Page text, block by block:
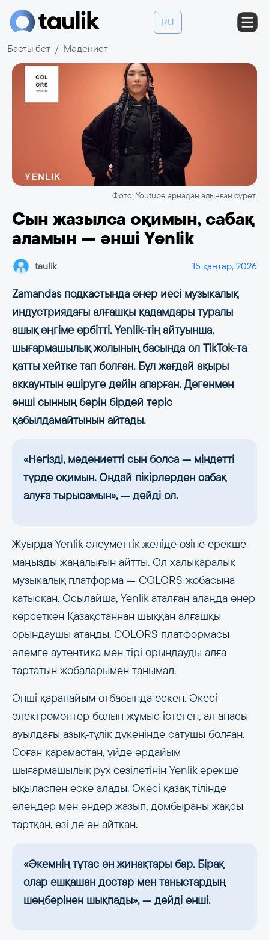
RU
Басты бет Мәдениет
Фото: Youtube арнадан алынған сурет.
Сын жазылса оқимын, сабақ
аламын — әнші Yenlik
taulik 15 қаңтар, 2026
Zamandas подкастында өнер иесі музыкалық
индустриядағы алғашқы қадамдары туралы
ашық әңгіме өрбітті. Yenlik-тің айтуынша,
шығармашылық жолының басында ол TikTok-та
қатты хейтке тап болған. Бұл жағдай ақыры
аккаунтын өшіруге дейін апарған. Дегенмен
әнші сынның бәрін бірдей теріс
қабылдамайтынын айтады.
«Негізді, мәдениетті сын болса — міндетті
түрде оқимын. Ондай пікірлерден сабақ
алуға тырысамын», — дейді ол.
Жуырда Yenlik әлеуметтік желіде өзіне ерекше
маңызды жаңалығын айтты. Ол халықаралық
музыкалық платформа — COLORS жобасына
қатысқан. Осылайша, Yenlik аталған алаңда өнер
көрсеткен Қазақстаннан шыққан алғашқы
орындаушы атанды. COLORS платформасы
әлемге аутентика мен тірі орындауды алға
тартатын жобаларымен танымал.
Әнші қарапайым отбасында өскен. Әкесі
электромонтер болып жұмыс істеген, ал анасы
ауылдағы азық-түлік дүкенінде сатушы болған.
Соған қарамастан, үйде әрдайым
шығармашылық рух сезілетінін Yenlik ерекше
ықыласпен еске алады. Әкесі қазақ тілінде
өлеңдер мен әндер жазып, домбыраны жақсы
тартқан, өзі де ән айтқан.
«Әкемнің тұтас ән жинақтары бар. Бірақ
олар ешқашан достар мен таныстардың
шеңберінен шықпады», — дейді әнші.